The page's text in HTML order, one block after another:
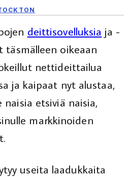
deittisovelluksia ja -
täsmälleen oikeaan
nettideittailua
ja kaipaat nyt alustaa,
naisia etsiviä naisia,
markkinoiden
useita laadukkaita